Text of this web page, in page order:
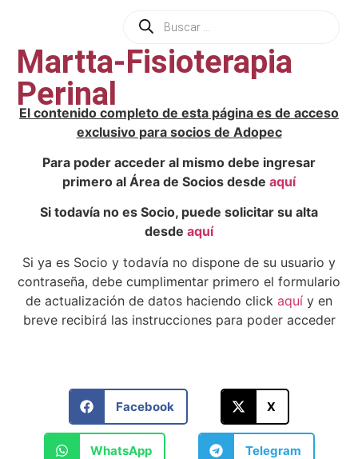
Martta-Fisioterapia
Perinal
El contenido completo de esta página es de acceso
exclusivo para socios de Adopec
Para poder acceder al mismo debe ingresar
primero al Área de Socios desde aquí
Si todavía no es Socio, puede solicitar su alta
desde aquí
Si ya es Socio y todavía no dispone de su usuario y
contraseña, debe cumplimentar primero el formulario
de actualización de datos haciendo click aquí y en
breve recibirá las instrucciones para poder acceder
Facebook X
WhatsApp Telegram